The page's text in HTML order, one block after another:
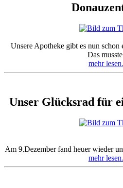
Unsere Apotheke gibt es nun schon
Das
mehr
Unser Glücksrad für
Am 9.Dezember fand heuer wieder
mehr